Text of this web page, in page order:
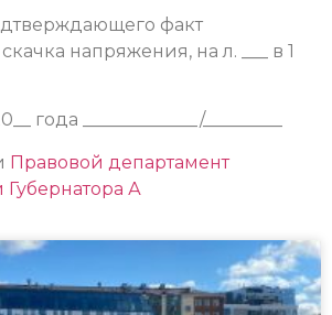
факт
напряжения, на л. ___ в 1
года _____________/_________
Правовой департамент
А